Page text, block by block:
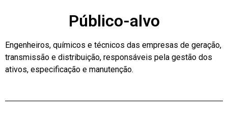
Público-alvo
Engenheiros, químicos e técnicos das empresas de geração,
transmissão e distribuição, responsáveis pela gestão dos
ativos, especificação e manutenção.